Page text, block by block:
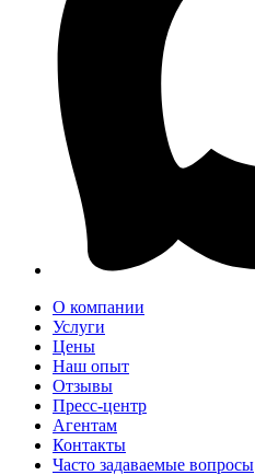
О компании
Услуги
Цены
Наш опыт
Отзывы
Пресс-центр
Агентам
Контакты
Часто задаваемые вопросы